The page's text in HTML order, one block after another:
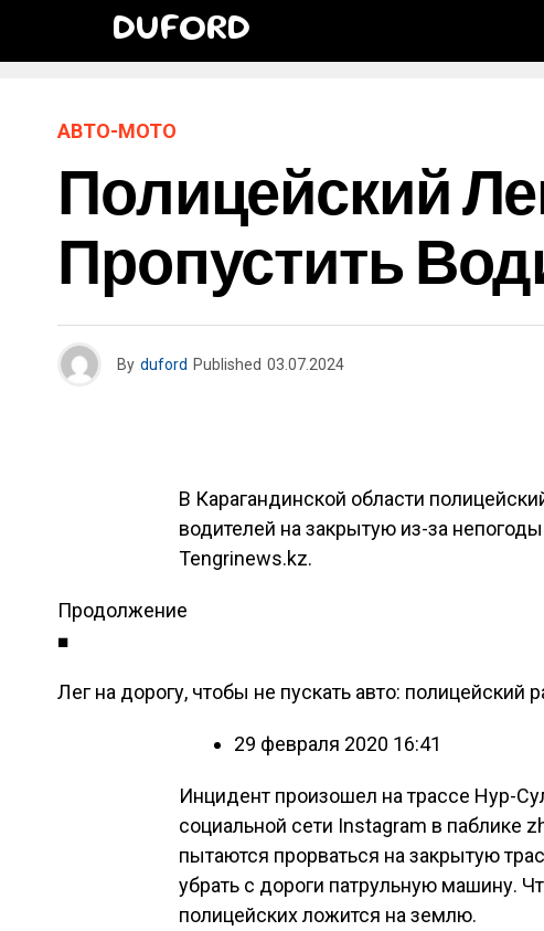
DUFORD
АВТО-МОТО
Полицейский
Пропустить
By duford Published 03.07.2024
В Карагандинской области
водителей на закрытую из-за
Tengrinews.kz.
Продолжение
■
Лег на дорогу, чтобы не пускать авто: полицейский
29 февраля 2020 16:41
Инцидент произошел на трассе Нур-
социальной сети Instagram в паблике
пытаются прорваться на закрытую
убрать с дороги патрульную машину.
полицейских ложится на землю.